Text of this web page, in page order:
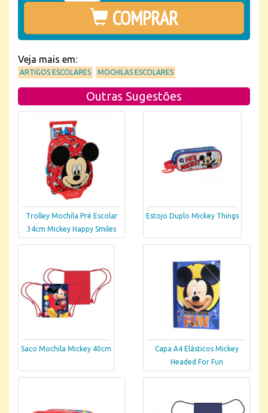
COMPRAR
Veja mais em:
ARTIGOS ESCOLARES MOCHILAS ESCOLARES
Outras Sugestões
Trolley Mochila Pré Escolar
34cm Mickey Happy Smiles
Estojo Duplo Mickey Things
Saco Mochila Mickey 40cm
Capa A4 Elásticos Mickey
Headed For Fun